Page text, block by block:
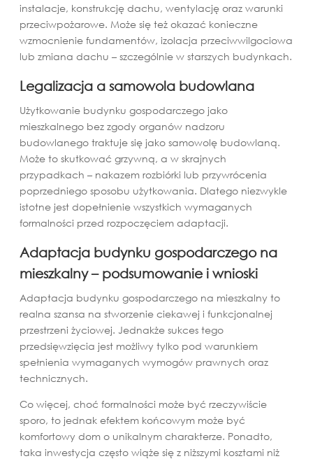
instalacje, konstrukcję dachu, wentylację oraz warunki
przeciwpożarowe. Może się też okazać konieczne
wzmocnienie fundamentów, izolacja przeciwwilgociowa
lub zmiana dachu – szczególnie w starszych budynkach.
Legalizacja a samowola budowlana
Użytkowanie budynku gospodarczego jako
mieszkalnego bez zgody organów nadzoru
budowlanego traktuje się jako samowolę budowlaną.
Może to skutkować grzywną, a w skrajnych
przypadkach – nakazem rozbiórki lub przywrócenia
poprzedniego sposobu użytkowania. Dlatego niezwykle
istotne jest dopełnienie wszystkich wymaganych
formalności przed rozpoczęciem adaptacji.
Adaptacja budynku gospodarczego na
mieszkalny – podsumowanie i wnioski
Adaptacja budynku gospodarczego na mieszkalny to
realna szansa na stworzenie ciekawej i funkcjonalnej
przestrzeni życiowej. Jednakże sukces tego
przedsięwzięcia jest możliwy tylko pod warunkiem
spełnienia wymaganych wymogów prawnych oraz
technicznych.
Co więcej, choć formalności może być rzeczywiście
sporo, to jednak efektem końcowym może być
komfortowy dom o unikalnym charakterze. Ponadto,
taka inwestycja często wiąże się z niższymi kosztami niż